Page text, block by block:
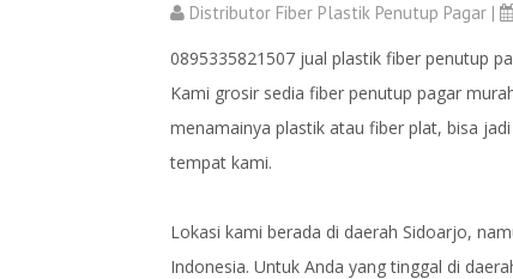
Distributor Fiber Plastik Penutup Pagar |
0895335821507 jual plastik fiber penutup
Kami grosir sedia fiber penutup pagar
menamainya plastik atau fiber plat, bisa
tempat kami.
Lokasi kami berada di daerah Sidoarjo,
Indonesia. Untuk Anda yang tinggal di